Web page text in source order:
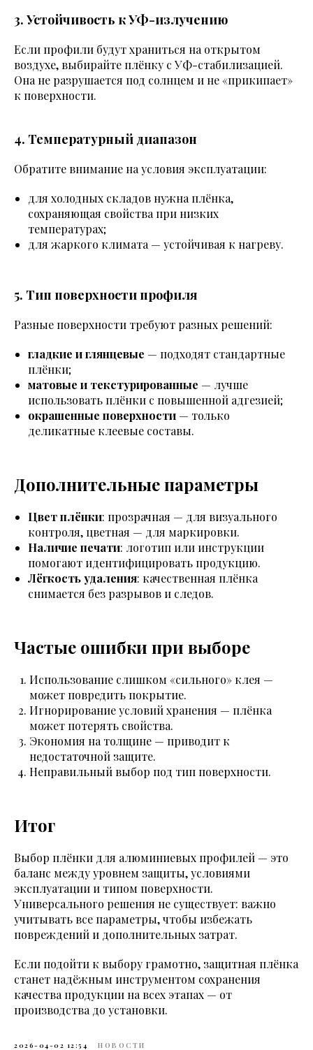
3. Устойчивость к УФ-излучению
Если профили будут храниться на открытом
воздухе, выбирайте плёнку с УФ-стабилизацией.
Она не разрушается под солнцем и не «прикипает»
к поверхности.
4. Температурный диапазон
Обратите внимание на условия эксплуатации:
для холодных складов нужна плёнка,
сохраняющая свойства при низких
температурах;
для жаркого климата — устойчивая к нагреву.
5. Тип поверхности профиля
Разные поверхности требуют разных решений:
гладкие и глянцевые — подходят стандартные
плёнки;
матовые и текстурированные — лучше
использовать плёнки с повышенной адгезией;
окрашенные поверхности — только
деликатные клеевые составы.
Дополнительные параметры
Цвет плёнки: прозрачная — для визуального
контроля, цветная — для маркировки.
Наличие печати: логотип или инструкции
помогают идентифицировать продукцию.
Лёгкость удаления: качественная плёнка
снимается без разрывов и следов.
Частые ошибки при выборе
Использование слишком «сильного» клея —
может повредить покрытие.
Игнорирование условий хранения — плёнка
может потерять свойства.
Экономия на толщине — приводит к
недостаточной защите.
Неправильный выбор под тип поверхности.
Итог
Выбор плёнки для алюминиевых профилей — это
баланс между уровнем защиты, условиями
эксплуатации и типом поверхности.
Универсального решения не существует: важно
учитывать все параметры, чтобы избежать
повреждений и дополнительных затрат.
Если подойти к выбору грамотно, защитная плёнка
станет надёжным инструментом сохранения
качества продукции на всех этапах — от
производства до установки.
2026-04-02 12:54 НОВОСТИ